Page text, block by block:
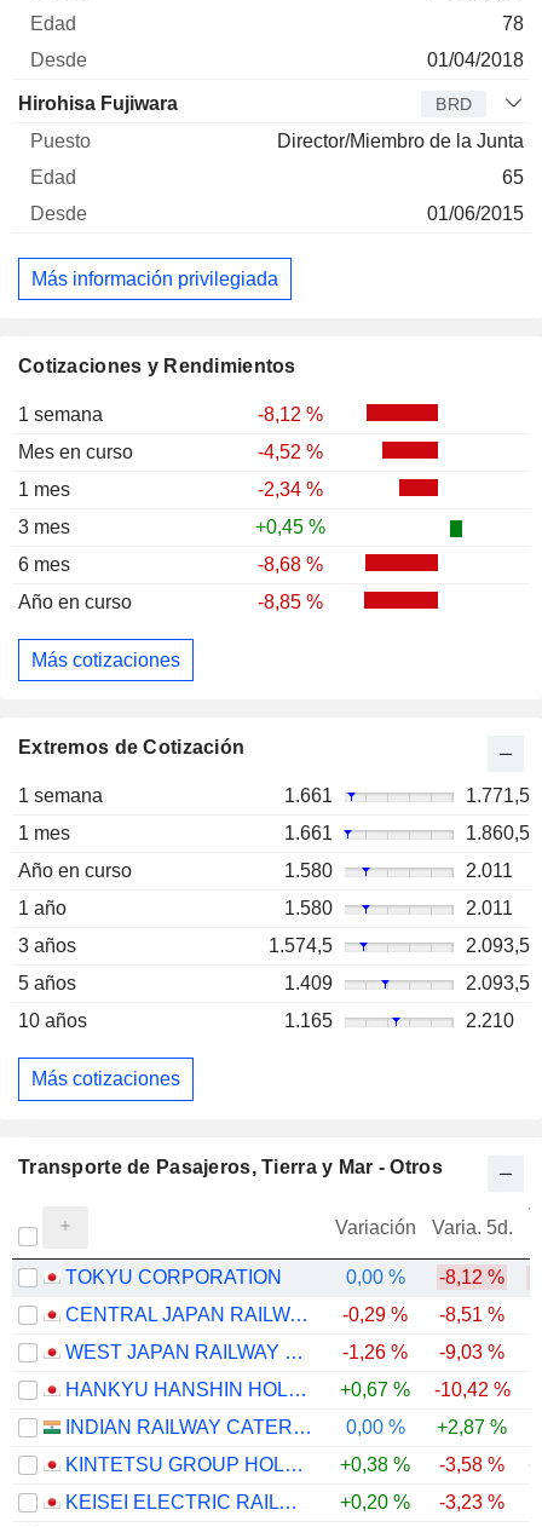
Cotizaciones y Rendimientos
1 semana
-8,12 %
Mes en curso
-4,52 %
1 mes
-2,34 %
3 mes
+0,45 %
6 mes
-8,68 %
Año en curso
-8,85 %
Más cotizaciones
Extremos de Cotización
1 semana 1.661
1.771,5
1 mes
1.661
1.860,5
Año en curso
1.580
2.011
1 año
1.580
2.011
3 años
1.574,5
2.093,5
5 años
1.409
2.093,5
10 años
1.165 2.210
Más cotizaciones
78
01/04/2018
Hirohisa Fujiwara BRD
Director/Miembro de la Junta
65
01/06/2015
Más información privilegiada
Transporte de Pasajeros, Tierra y Mar - Otros
Variación Varia. 5d.
TOKYU CORPORATION 0,00 % -8,12 %
CENTRAL JAPAN RAILWAY COMPANY
-0,29 % -8,51 %
WEST JAPAN RAILWAY COMPANY
-1,26 % -9,03 %
HANKYU HANSHIN HOLDINGS, INC.
+0,67 % -10,42 %
INDIAN RAILWAY CATERING & TOURISM CORPORATION LIMITED
0,00 % +2,87 %
KINTETSU GROUP HOLDINGS CO.,LTD.
+0,38 % -3,58 %
KEISEI ELECTRIC RAILWAY CO., LTD.
+0,20 % -3,23 %